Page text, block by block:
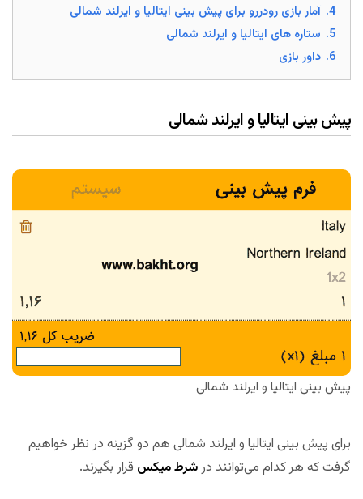
4. آمار بازی رودررو برای پیش بینی ایتالیا و ایرلند شمالی
5. ستاره های ایتالیا و ایرلند شمالی
6. داور بازی
پیش بینی ایتالیا و ایرلند شمالی
پیش بینی ایتالیا و ایرلند شمالی
برای پیش بینی ایتالیا و ایرلند شمالی هم دو گزینه در نظر خواهیم
گرفت که هر کدام می‌توانند درشرط میکس قرار بگیرند.